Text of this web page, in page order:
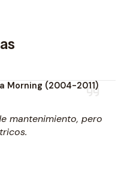
Morning (2004-2011)
mantenimiento, pero